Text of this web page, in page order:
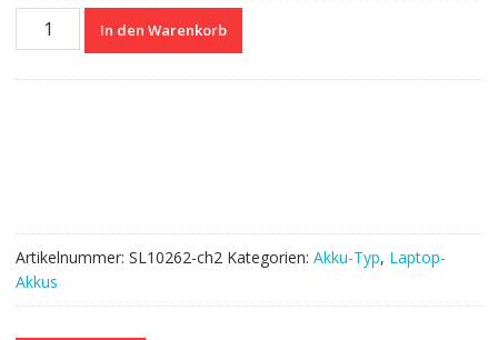
Nagelneuer
Menge
In den Warenkorb
Artikelnummer: SL10262-ch2 Kategorien: Akku-Typ, Laptop-
Akkus